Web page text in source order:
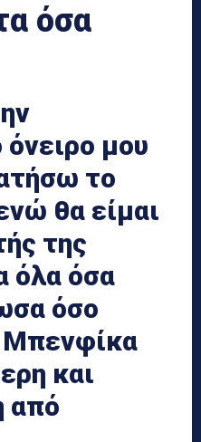
όσα
μου
το
θα είμαι
της
όλα όσα
όσο
Μπενφίκα
και
από